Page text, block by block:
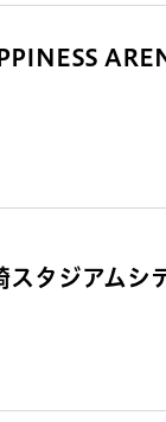
タジアムシ